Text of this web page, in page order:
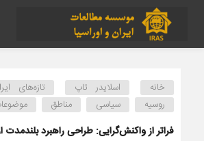
خانه اسلایدر تاپ
تازه‌های
روسیه
سیاسی مناطق
فراتر از واکنش‌گرایی: طراحی راهبرد بلندمدت